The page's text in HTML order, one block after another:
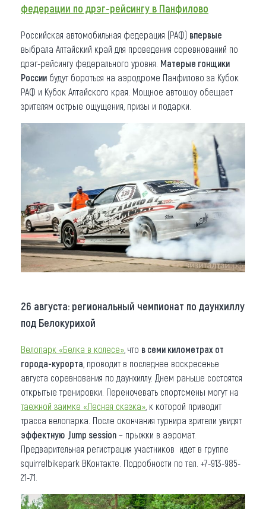
федерации по дрэг-рейсингу в Панфилово
Российская автомобильная федерация (РАФ) впервые
выбрала Алтайский край для проведения соревнований по
дрэг-рейсингу федерального уровня. Матерые гонщики
России будут бороться на аэродроме Панфилово за Кубок
РАФ и Кубок Алтайского края. Мощное автошоу обещает
зрителям острые ощущения, призы и подарки.
26 августа: региональный чемпионат по даунхиллу
под Белокурихой
Велопарк «Белка в колесе» , что в семи километрах от
города-курорта , проводит в последнее воскресенье
августа соревнования по даунхиллу. Днем раньше состоятся
открытые тренировки. Переночевать спортсмены могут на
таежной заимке «Лесная сказка» , к которой приводит
трасса велопарка. После окончания турнира зрители увидят
эффектную Jump session – прыжки в аэромат.
Предварительная регистрация участников идет в группе
squirrelbikepark ВКонтакте. Подробности по тел. +7-913-985-
21-71.